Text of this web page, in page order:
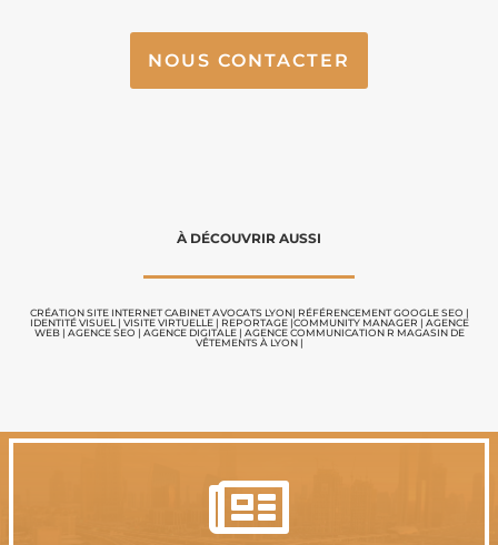
NOUS CONTACTER
À DÉCOUVRIR AUSSI
CRÉATION SITE INTERNET CABINET AVOCATS LYON| RÉFÉRENCEMENT GOOGLE SEO |
IDENTITÉ VISUEL | VISITE VIRTUELLE| REPORTAGE |COMMUNITY MANAGER | AGENCE
WEB| AGENCE SEO | AGENCE DIGITALE| AGENCE COMMUNICATION R MAGASIN DE
VÊTEMENTS À LYON|
